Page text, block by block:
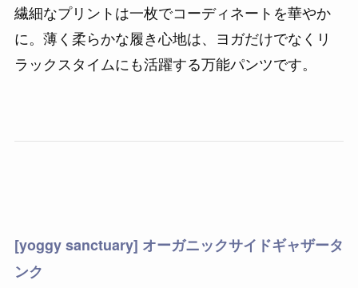
繊細なプリントは一枚でコーディネートを華やか
に。薄く柔らかな履き心地は、ヨガだけでなくリ
ラックスタイムにも活躍する万能パンツです。
[yoggy sanctuary] オーガニックサイドギャザータ
ンク